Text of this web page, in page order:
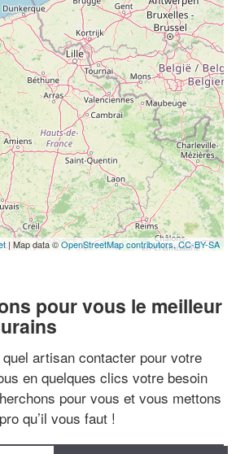
| Map data ©OpenStreetMap contributors,CC-BY-SA
pour vous le meilleur
artisan contacter pour votre
en quelques clics votre besoin
pour vous et vous mettons
qu’il vous faut !